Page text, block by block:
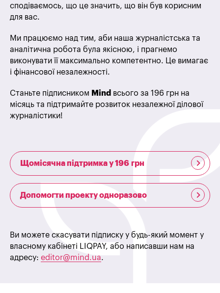
сподіваємось, що це значить, що він був корисним
для вас.
Ми працюємо над тим, аби наша журналістська та
аналітична робота була якісною, і прагнемо
виконувати її максимально компетентно. Це вимагає
і фінансової незалежності.
Станьте підписником Mind всього за 196 грн на
місяць та підтримайте розвиток незалежної ділової
журналістики!
Щомісячна підтримка у 196 грн
Допомогти проекту одноразово
Ви можете скасувати підписку у будь-який момент у
власному кабінеті LIQPAY, або написавши нам на
адресу: editor@mind.ua.